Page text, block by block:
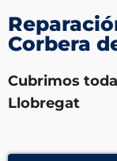
Corbera
Cubrimos
Llobregat